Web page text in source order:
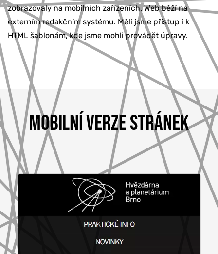
zobrazovaly na mobilních zařízeních. Web běží na
externím redakčním systému. Měli jsme přístup i k
HTML šablonám, kde jsme mohli provádět úpravy.
MOBILNÍ VERZE STRÁNEK